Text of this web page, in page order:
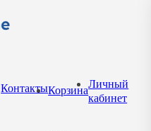
КонтактыКорзина
Личный
кабинет